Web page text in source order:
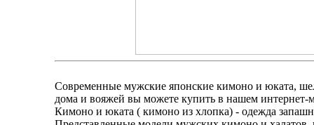
Современные мужские японские кимоно и юката,
дома и вояжей вы можете купить в нашем интернет-
Кимоно и юката ( кимоно из хлопка) - одежда